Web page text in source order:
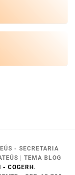
- SECRETARIA
TEMA BLOG
- COGERH .